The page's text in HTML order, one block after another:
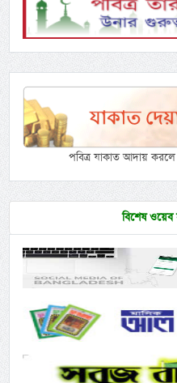
পবিত্র যাকাত আদায় করলে
বিশেষ